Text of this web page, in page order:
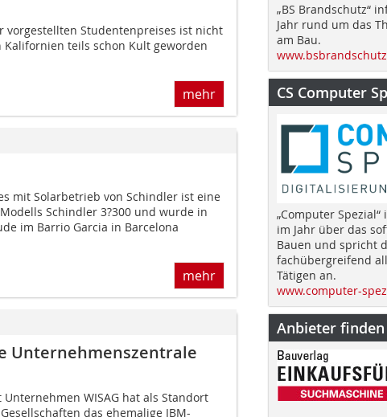
vorgestellten Studentenpreises ist nicht
teils schon Kult geworden
mehr
mit Solarbetrieb von Schindler ist eine
Schindler 3?300 und wurde in
im Barrio Garcia in Barcelona
mehr
Unternehmenszentrale
WISAG hat als Standort
das ehemalige IBM-
„BS Brandschutz“
Jahr rund um das
am Bau.
CS Computer
„Computer
im Jahr über das
Bauen und spricht
fachübergreifend
Tätigen an.
www.computer-
Anbieter finden